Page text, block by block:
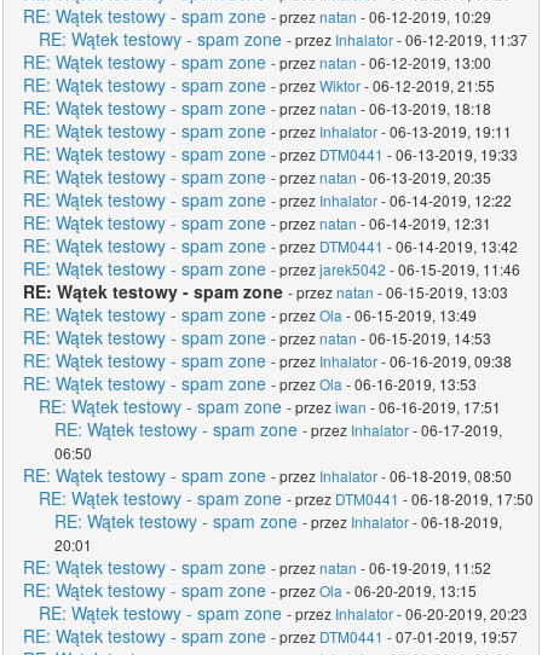
RE: Wątek testowy - spam zone - przeznatan - 06-12-2019, 10:29
RE: Wątek testowy - spam zone - przez Inhalator- 06-12-2019, 11:37
RE: Wątek testowy - spam zone - przeznatan - 06-12-2019, 13:00
RE: Wątek testowy - spam zone - przezWiktor- 06-12-2019, 21:55
RE: Wątek testowy - spam zone - przeznatan - 06-13-2019, 18:18
RE: Wątek testowy - spam zone - przez Inhalator- 06-13-2019, 19:11
RE: Wątek testowy - spam zone - przez DTM0441 - 06-13-2019, 19:33
RE: Wątek testowy - spam zone - przeznatan - 06-13-2019, 20:35
RE: Wątek testowy - spam zone - przez Inhalator- 06-14-2019, 12:22
RE: Wątek testowy - spam zone - przeznatan - 06-14-2019, 12:31
RE: Wątek testowy - spam zone - przez DTM0441 - 06-14-2019, 13:42
RE: Wątek testowy - spam zone - przezjarek5042 - 06-15-2019, 11:46
RE: Wątek testowy - spam zone - przeznatan - 06-15-2019, 13:03
RE: Wątek testowy - spam zone - przezOla - 06-15-2019, 13:49
RE: Wątek testowy - spam zone - przeznatan - 06-15-2019, 14:53
RE: Wątek testowy - spam zone - przez Inhalator- 06-16-2019, 09:38
RE: Wątek testowy - spam zone - przezOla - 06-16-2019, 13:53
RE: Wątek testowy - spam zone - przeziwan - 06-16-2019, 17:51
RE: Wątek testowy - spam zone - przez Inhalator- 06-17-2019,
06:50
RE: Wątek testowy - spam zone - przez Inhalator- 06-18-2019, 08:50
RE: Wątek testowy - spam zone - przez DTM0441 - 06-18-2019, 17:50
RE: Wątek testowy - spam zone - przez Inhalator- 06-18-2019,
20:01
RE: Wątek testowy - spam zone - przeznatan - 06-19-2019, 11:52
RE: Wątek testowy - spam zone - przezOla - 06-20-2019, 13:15
RE: Wątek testowy - spam zone - przez Inhalator- 06-20-2019, 20:23
RE: Wątek testowy - spam zone - przez DTM0441 - 07-01-2019, 19:57